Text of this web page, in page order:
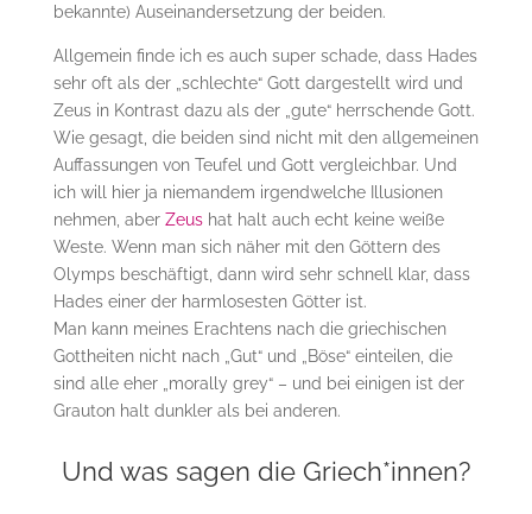
bekannte) Auseinandersetzung der beiden.
Allgemein finde ich es auch super schade, dass Hades
sehr oft als der „schlechte“ Gott dargestellt wird und
Zeus in Kontrast dazu als der „gute“ herrschende Gott.
Wie gesagt, die beiden sind nicht mit den allgemeinen
Auffassungen von Teufel und Gott vergleichbar. Und
ich will hier ja niemandem irgendwelche Illusionen
nehmen, aber Zeushat halt auch echt keine weiße
Weste. Wenn man sich näher mit den Göttern des
Olymps beschäftigt, dann wird sehr schnell klar, dass
Hades einer der harmlosesten Götter ist.
Man kann meines Erachtens nach die griechischen
Gottheiten nicht nach „Gut“ und „Böse“ einteilen, die
sind alle eher „morally grey“ – und bei einigen ist der
Grauton halt dunkler als bei anderen.
Und was sagen die Griech*innen?